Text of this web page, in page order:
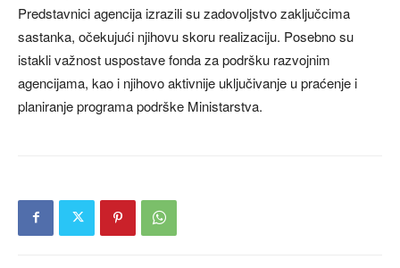
Predstavnici agencija izrazili su zadovoljstvo zaključcima
sastanka, očekujući njihovu skoru realizaciju. Posebno su
istakli važnost uspostave fonda za podršku razvojnim
agencijama, kao i njihovo aktivnije uključivanje u praćenje i
planiranje programa podrške Ministarstva.